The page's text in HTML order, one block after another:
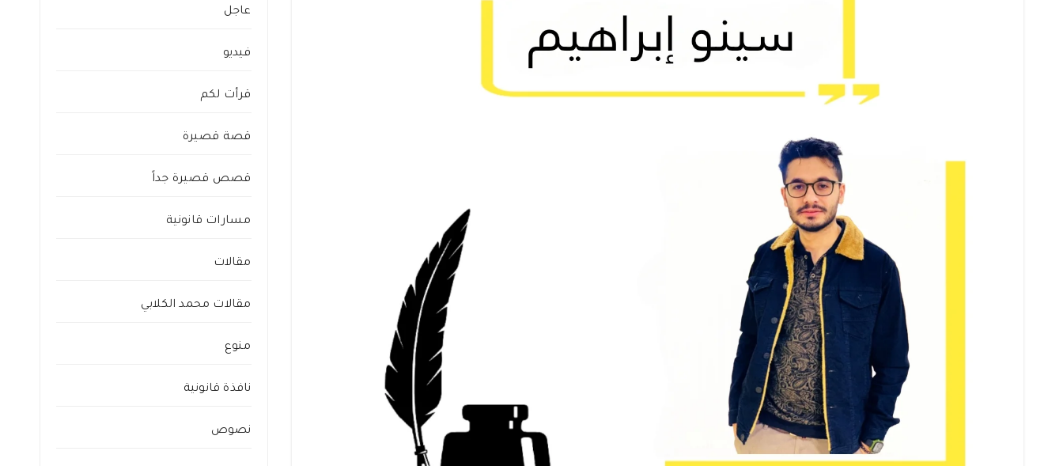
عاجل
فيديو
قرأت لكم
قصة قصيرة
قصص قصيرة جداً
مسارات قانونية
مقالات
مقالات محمد الكلابي
منوع
نافذة قانونية
نصوص